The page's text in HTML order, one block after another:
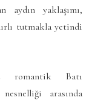
aydın yaklaşımı,
tutmakla yetindi
romantik Batı
arasında